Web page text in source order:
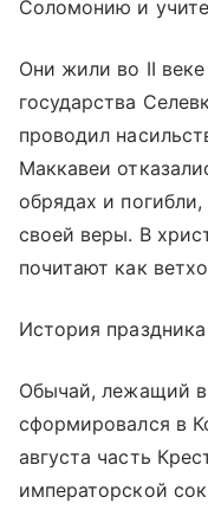
Соломонию и
Они жили во II
государства
проводил
Маккавеи
обрядах и
своей веры. В
почитают как
История праздника
Обычай, лежащий в
сформировался в
августа часть
императорской